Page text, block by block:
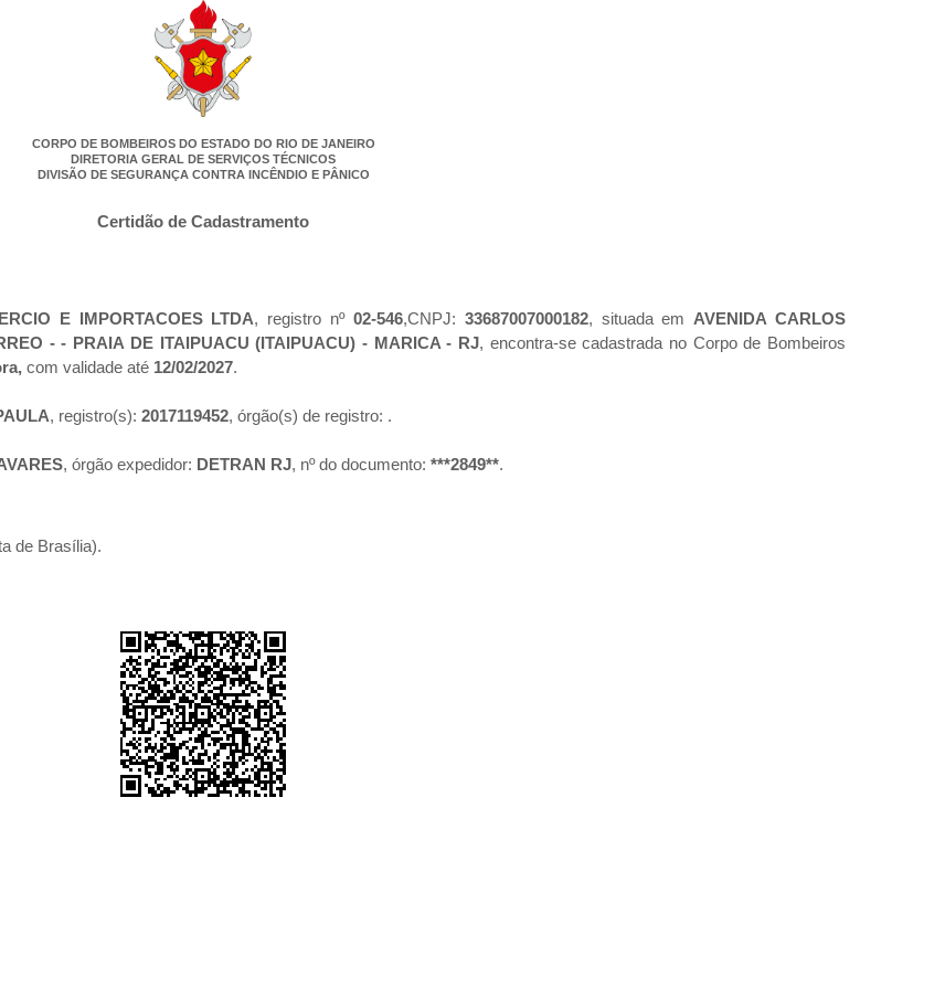
CORPO DE BOMBEIROS DO ESTADO DO RIO DE JANEIRO
DIRETORIA GERAL DE SERVIÇOS TÉCNICOS
DIVISÃO DE SEGURANÇA CONTRA INCÊNDIO E PÂNICO
Certidão de Cadastramento
E IMPORTACOES LTDA, registro nº02-546,CNPJ: 33687007000182, situada em AVENIDA CARLOS
- - PRAIA DE ITAIPUACU (ITAIPUACU) - MARICA - RJ, encontra-se cadastrada no Corpo de Bombeiros
com validade até 12/02/2027.
, registro(s): 2017119452, órgão(s) de registro: .
, órgão expedidor: DETRAN RJ, nº do documento: ***2849**.
de Brasília).